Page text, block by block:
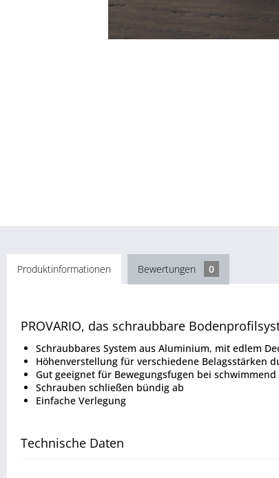
Produktinformationen Bewertungen 0
PROVARIO, das schraubbare
Schraubbares System aus Aluminium, mit edlem
Höhenverstellung für verschiedene Belagsstärken
Gut geeignet für Bewegungsfugen bei
Schrauben schließen bündig ab
Einfache Verlegung
Technische Daten